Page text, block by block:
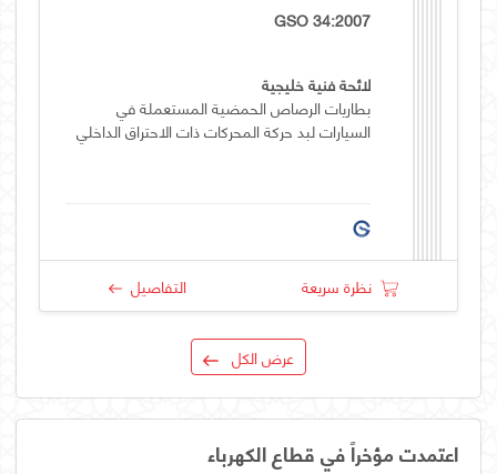
GSO 34:2007
لائحة فنية خليجية
بطاريات الرصاص الحمضية المستعملة في
السيارات لبد حركة المحركات ذات الاحتراق الداخلي
نظرة سريعة التفاصيل
عرض الكل
اعتمدت مؤخراً في قطاع الكهرباء